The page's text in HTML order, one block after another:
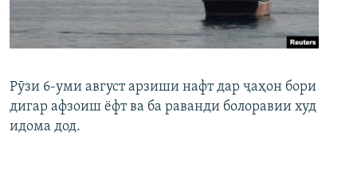
Рӯзи 6-уми август арзиши нафт дар ҷаҳон бори
дигар афзоиш ёфт ва ба раванди болоравии худ
идома дод.